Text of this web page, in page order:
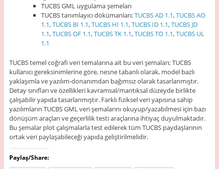
TUCBS GML uygulama şemeları
TUCBS tanımlayıcı dökümanları;TUCBS AD 1.1,TUCBS AO
1.1,TUCBS BI 1.1,TUCBS HI 1.1,TUCBS ID 1.1,TUCBS JD
1.1,TUCBS OF 1.1,TUCBS TK 1.1,TUCBS TO 1.1,TUCBS UL
1.1
TUCBS temel coğrafi veri temalarına ait bu veri şemaları; TUCBS
kullanıcı gereksinimlerine göre, nesne tabanlı olarak, model bazlı
yaklaşımla ve yazılım-donanımdan bağımsız olarak tasarlanmıştır.
Detay sınıfları ve özellikleri kavramsal/mantıksal düzeyde birlikte
çalışabilir yapıda tasarlanmıştır. Farklı fiziksel veri yapısına sahip
yazılımların TUCBS GML veri şemalarını okuyup/yazabilmesi için bazı
dönüşüm araçları ve geçerlilik testi araçlarına ihtiyaç duyulmaktadır.
Bu şemalar plot çalışmalarla test edilerek tüm TUCBS paydaşlarının
ortak veri paylaşabileceği yapıda geliştirilmelidir.
Paylaş/Share: